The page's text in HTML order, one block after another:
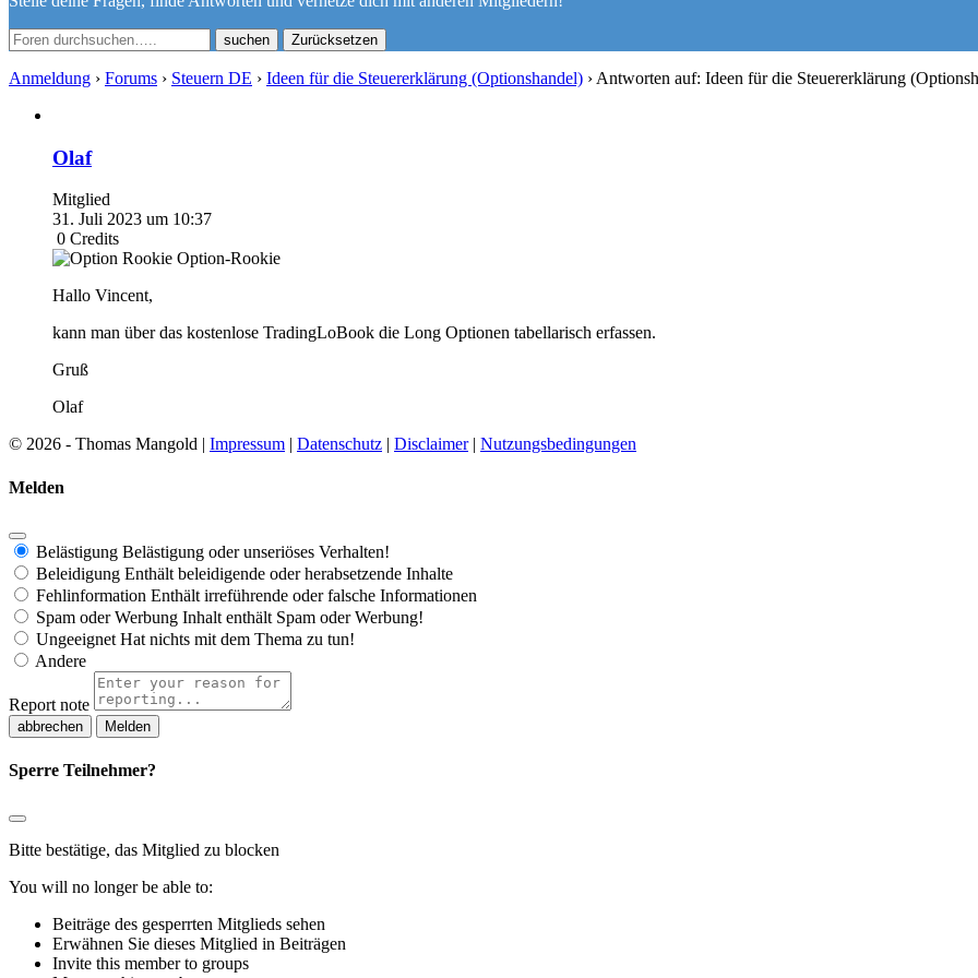
Zurücksetzen
Anmeldung › Forums › Steuern DE › Ideen für die Steuererklärung (Optionshandel) › Antworten auf: Ideen für die Steuererklärung
Olaf
Mitglied
31. Juli 2023 um 10:37
0 Credits
Option-Rookie
Hallo Vincent,
kann man über das kostenlose TradingLoBook die Long Optionen tabellarisch erfassen.
Gruß
Olaf
© 2026 - Thomas Mangold | Impressum | Datenschutz | Disclaimer| Nutzungsbedingungen
Melden
Belästigung Belästigung oder unseriöses Verhalten!
Beleidigung Enthält beleidigende oder herabsetzende Inhalte
Fehlinformation Enthält irreführende oder falsche Informationen
Spam oder Werbung Inhalt enthält Spam oder Werbung!
Ungeeignet Hat nichts mit dem Thema zu tun!
Andere
Report note
Melden
Sperre Teilnehmer?
Bitte bestätige, das Mitglied zu blocken
You will no longer be able to:
Beiträge des gesperrten Mitglieds sehen
Erwähnen Sie dieses Mitglied in Beiträgen
Invite this member to groups